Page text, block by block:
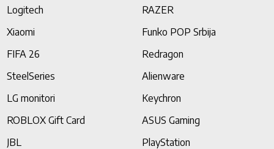
Logitech
RAZER
Xiaomi
Funko POP Srbija
FIFA 26
Redragon
SteelSeries
Alienware
LG monitori
Keychron
ROBLOX Gift Card
ASUS Gaming
JBL
PlayStation